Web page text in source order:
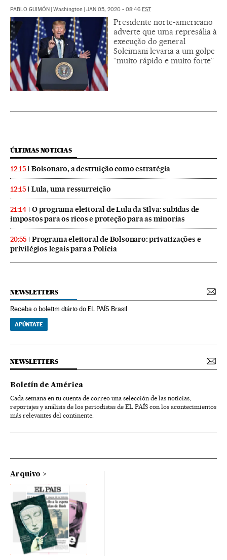
PABLO GUIMÓN | Washington | JAN 05, 2020 - 08:46 EST
Presidente norte-americano
adverte que uma represália à
execução do general
Soleimani levaria a um golpe
“muito rápido e muito forte”
ÚLTIMAS NOTICIAS
12:15 Bolsonaro, a destruição como estratégia
12:15 Lula, uma ressurreição
21:14
O programa eleitoral de Lula da Silva: subidas de
impostos para os ricos e proteção para as minorias
20:55
Programa eleitoral de Bolsonaro: privatizações e
privilégios legais para a Polícia
NEWSLETTERS
Receba o boletim diário do EL PAÍS Brasil
APÚNTATE
NEWSLETTERS
Boletín de América
Cada semana en tu cuenta de correo una selección de las noticias,
reportajes y análisis de los periodistas de EL PAÍS con los acontecimientos
más relevantes del continente.
Arquivo